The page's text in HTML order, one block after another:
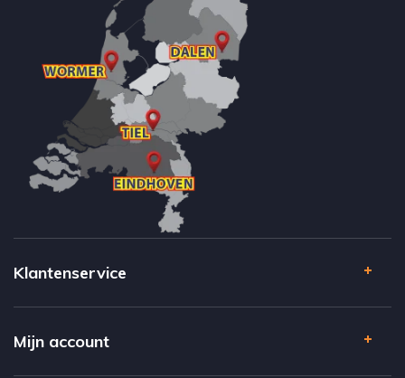
Klantenservice
Mijn account